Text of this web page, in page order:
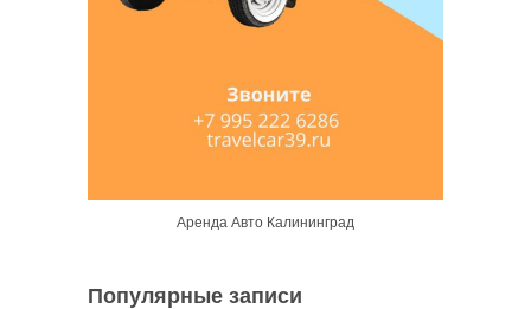
Аренда Авто Калининград
Популярные записи